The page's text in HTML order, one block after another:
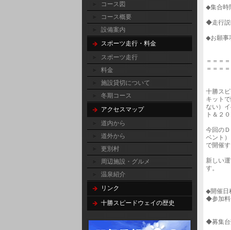
コース図
コース概要
設備案内
スポーツ走行・料金
スポーツ走行
料金
施設貸切について
冬期コース
アクセスマップ
道内から
道外から
更別村
周辺施設・グルメ
温泉紹介
リンク
十勝スピードウェイの歴史
◆集合時
◆走行説
◆お願事
＝＝＝
＝＝＝
十勝ス
キット
ない）
ト＆２
今回の
ベント
で開催す
新しい
す。
◆開催日
◆参加料
【２
◆募集